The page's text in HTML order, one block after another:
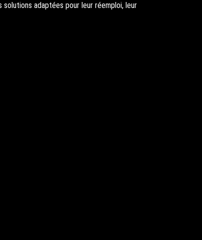
adaptées pour leur réemploi, leur